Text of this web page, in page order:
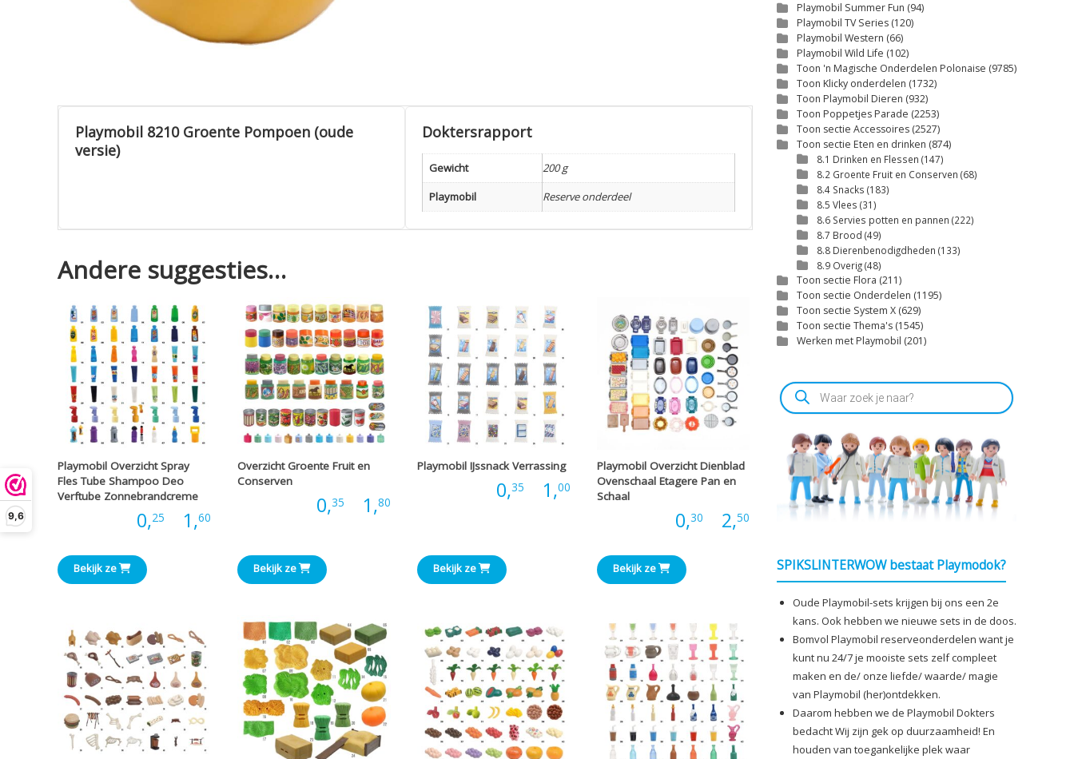
9,6
Playmobil 8210 Groente Pompoen (oude
versie)
Doktersrapport
Gewicht
200 g
Playmobil
Reserve onderdeel
Andere suggesties…
Playmobil Overzicht Spray
Fles Tube Shampoo Deo
Verftube Zonnebrandcreme
0,25 1,60Prijsklasse:
€0,25
€1,60
Bekijk ze
Overzicht Groente Fruit en
Conserven
0,35 1,80Prijsklasse:
Bekijk ze
Playmobil IJssnack Verrassing
0,35 1,00Prijsklasse:
€1,00
Bekijk ze
Playmobil Overzicht Dienblad
Ovenschaal Etagere Pan en
Schaal
0,30 2,50
Prijsklasse:
€0,30
€2,50
Bekijk ze
Playmobil Summer Fun (94)
Playmobil TV Series (120)
Playmobil Western (66)
Playmobil Wild Life (102)
Toon 'n Magische Onderdelen Polonaise (9785)
Toon Klicky onderdelen (1732)
Toon Playmobil Dieren (932)
Toon Poppetjes Parade (2253)
Toon sectie Accessoires (2527)
Toon sectie Eten en drinken (874)
8.1 Drinken en Flessen (147)
8.2 Groente Fruit en Conserven (68)
8.4 Snacks (183)
8.5 Vlees (31)
8.6 Servies potten en pannen (222)
8.7 Brood (49)
8.8 Dierenbenodigdheden (133)
8.9 Overig(48)
Toon sectie Flora (211)
Toon sectie Onderdelen (1195)
Toon sectie System X (629)
Toon sectie Thema's (1545)
Werken met Playmobil (201)
Producten
zoeken
SPIKSLINTERWOW bestaat Playmodok?
Oude Playmobil-sets krijgen bij ons een 2e
kans. Ook hebben we nieuwe sets in de doos.
Bomvol Playmobil reserveonderdelen want je
kunt nu 24/7 je mooiste sets zelf compleet
maken en de/ onze liefde/ waarde/ magie
van Playmobil (her)ontdekken.
Daarom hebben we de Playmobil Dokters
bedacht Wij zijn gek op duurzaamheid! En
houden van toegankelijke plek waar